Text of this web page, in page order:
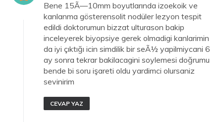
Bene 15Ã—10mm boyutlarında izoekoik ve
kanlanma gösterensolit nodüler lezyon tespit
edildi doktorumun bizzat ulturason bakip
inceleyerek biyopsiye gerek olmadigi kanlarimin
da iyi çıktığı icin simdilik bir seÃ½ yapilmiycani 6
ay sonra tekrar bakilacagini soylemesi doğrumu
bende bi soru işareti oldu yardimci olursaniz
sevinirim
CEVAP YAZ